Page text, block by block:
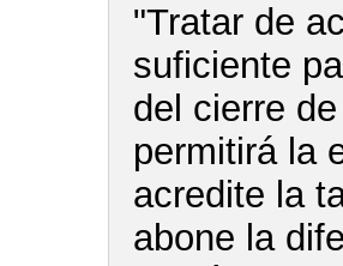
"Tratar de
suficiente
del cierre
permitirá la
acredite la
abone la